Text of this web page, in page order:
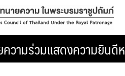
วามร่วมแสดงความยิน